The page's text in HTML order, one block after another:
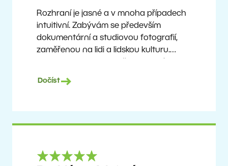
Rozhraní je jasné a v mnoha případech
intuitivní. Zabývám se především
dokumentární a studiovou fotografií,
zaměřenou na lidi a lidskou kulturu.
a vylepšuje. Už asi 6 let je mým hlavním
Ulf Söderberg
Dočíst